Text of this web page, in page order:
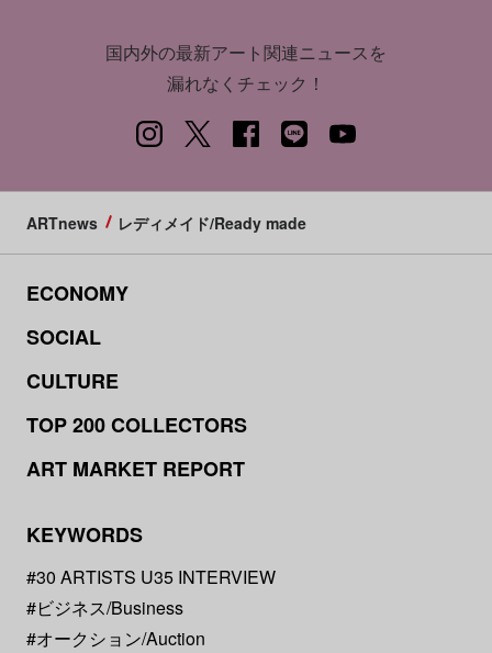
国内外の最新アート関連ニュースを
漏れなくチェック！
ARTnews レディメイド/Ready made
ECONOMY
SOCIAL
CULTURE
TOP 200 COLLECTORS
ART MARKET REPORT
KEYWORDS
#30 ARTISTS U35 INTERVIEW
#ビジネス/Business
#オークション/Auction